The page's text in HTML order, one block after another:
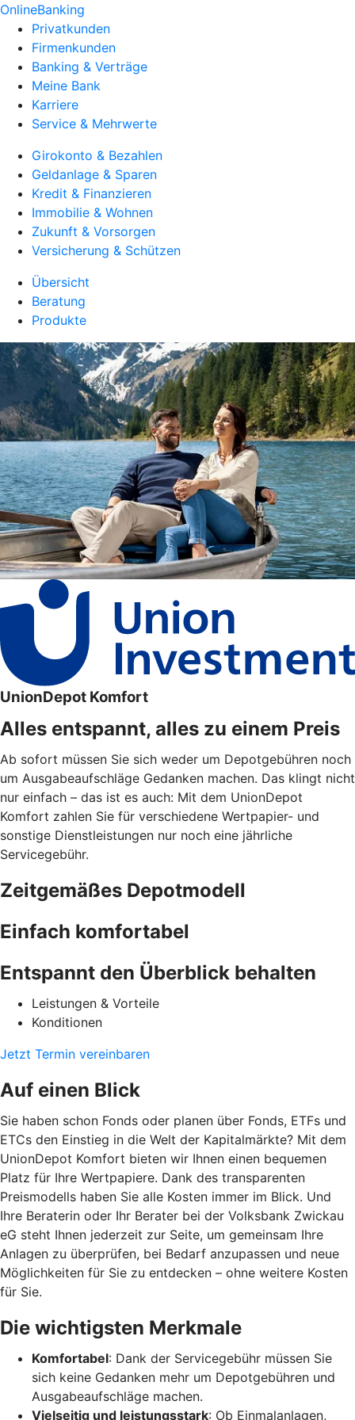
OnlineBanking
Privatkunden
Firmenkunden
Banking & Verträge
Meine Bank
Karriere
Service & Mehrwerte
Girokonto & Bezahlen
Geldanlage & Sparen
Kredit & Finanzieren
Immobilie & Wohnen
Zukunft & Vorsorgen
Versicherung & Schützen
Übersicht
Beratung
Produkte
UnionDepot Komfort
Alles entspannt, alles zu einem Preis
Ab sofort müssen Sie sich weder um Depotgebühren noch
um Ausgabeaufschläge Gedanken machen. Das klingt nicht
nur einfach – das ist es auch: Mit dem UnionDepot
Komfort zahlen Sie für verschiedene Wertpapier- und
sonstige Dienstleistungen nur noch eine jährliche
Servicegebühr.
Zeitgemäßes Depotmodell
Einfach komfortabel
Entspannt den Überblick behalten
Leistungen & Vorteile
Konditionen
Jetzt Termin vereinbaren
Auf einen Blick
Sie haben schon Fonds oder planen über Fonds, ETFs und
ETCs den Einstieg in die Welt der Kapitalmärkte? Mit dem
UnionDepot Komfort bieten wir Ihnen einen bequemen
Platz für Ihre Wertpapiere. Dank des transparenten
Preismodells haben Sie alle Kosten immer im Blick. Und
Ihre Beraterin oder Ihr Berater bei der Volksbank Zwickau
eG steht Ihnen jederzeit zur Seite, um gemeinsam Ihre
Anlagen zu überprüfen, bei Bedarf anzupassen und neue
Möglichkeiten für Sie zu entdecken – ohne weitere Kosten
für Sie.
Die wichtigsten Merkmale
Komfortabel: Dank der Servicegebühr müssen Sie
sich keine Gedanken mehr um Depotgebühren und
Ausgabeaufschläge machen.
Vielseitig und leistungsstark: Ob Einmalanlagen,